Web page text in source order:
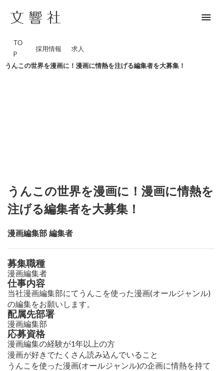
menu
TO
P
採用情報 求人
うんこの世界を漫画に！漫画に情熱を注げる編集者を大募集！
うんこの世界を漫画に！漫画に情熱を
注げる編集者を大募集！
漫画編集部 編集者
募集職種
漫画編集者
仕事内容
当社漫画編集部にてうんこを使った漫画(オールジャンル)
の編集をお願いします。
配属先部署
漫画編集部
応募資格
漫画編集の経験が1年以上の方
漫画が好きでたくさん読み込んでいること
うんこを使った漫画(オールジャンル)の企画に情熱を持て